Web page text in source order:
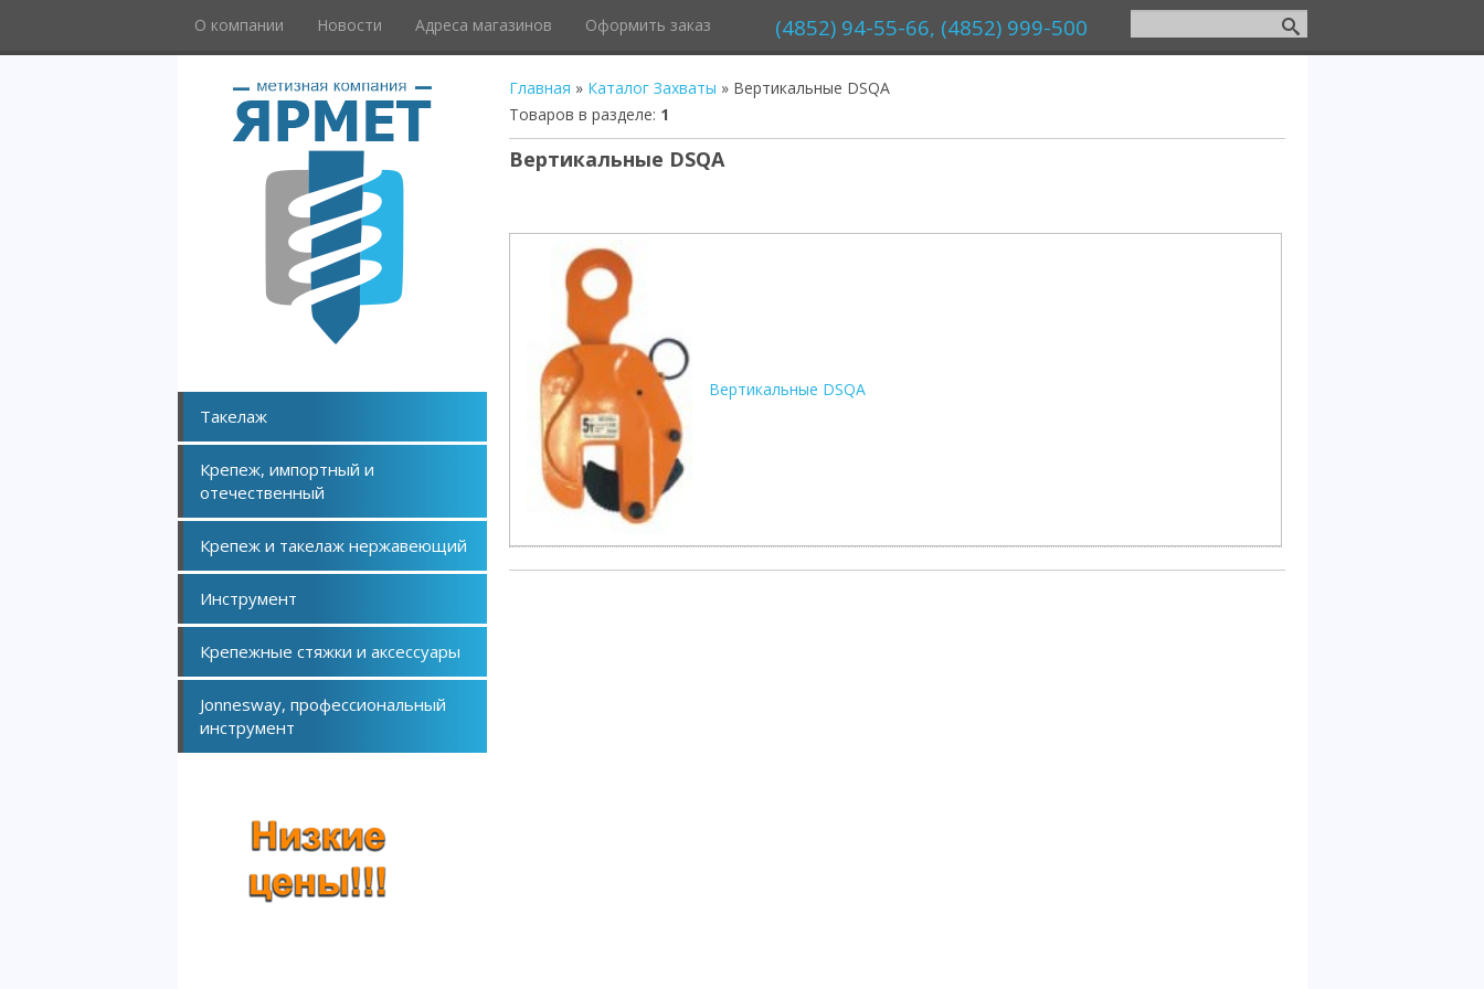
О компании Новости Адреса магазинов Оформить заказ (4852) 94-55-66, (4852) 999-500
Главная » Каталог Захваты » Вертикальные DSQA
Товаров в разделе: 1
Вертикальные DSQA
Вертикальные DSQA
Такелаж
Крепеж, импортный и
отечественный
Крепеж и такелаж нержавеющий
Инструмент
Крепежные стяжки и аксессуары
Jonnesway, профессиональный
инструмент